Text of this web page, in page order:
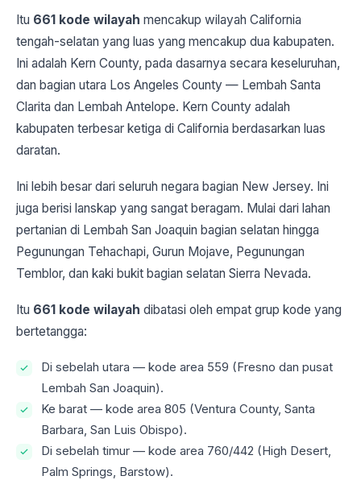
Itu 661 kode wilayah mencakup wilayah California
tengah-selatan yang luas yang mencakup dua kabupaten.
Ini adalah Kern County, pada dasarnya secara keseluruhan,
dan bagian utara Los Angeles County — Lembah Santa
Clarita dan Lembah Antelope. Kern County adalah
kabupaten terbesar ketiga di California berdasarkan luas
daratan.
Ini lebih besar dari seluruh negara bagian New Jersey. Ini
juga berisi lanskap yang sangat beragam. Mulai dari lahan
pertanian di Lembah San Joaquin bagian selatan hingga
Pegunungan Tehachapi, Gurun Mojave, Pegunungan
Temblor, dan kaki bukit bagian selatan Sierra Nevada.
Itu 661 kode wilayah dibatasi oleh empat grup kode yang
bertetangga:
Di sebelah utara — kode area 559 (Fresno dan pusat
Lembah San Joaquin).
Ke barat — kode area 805 (Ventura County, Santa
Barbara, San Luis Obispo).
Di sebelah timur — kode area 760/442 (High Desert,
Palm Springs, Barstow).